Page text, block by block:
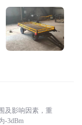
及影响因素，重
-3dBm